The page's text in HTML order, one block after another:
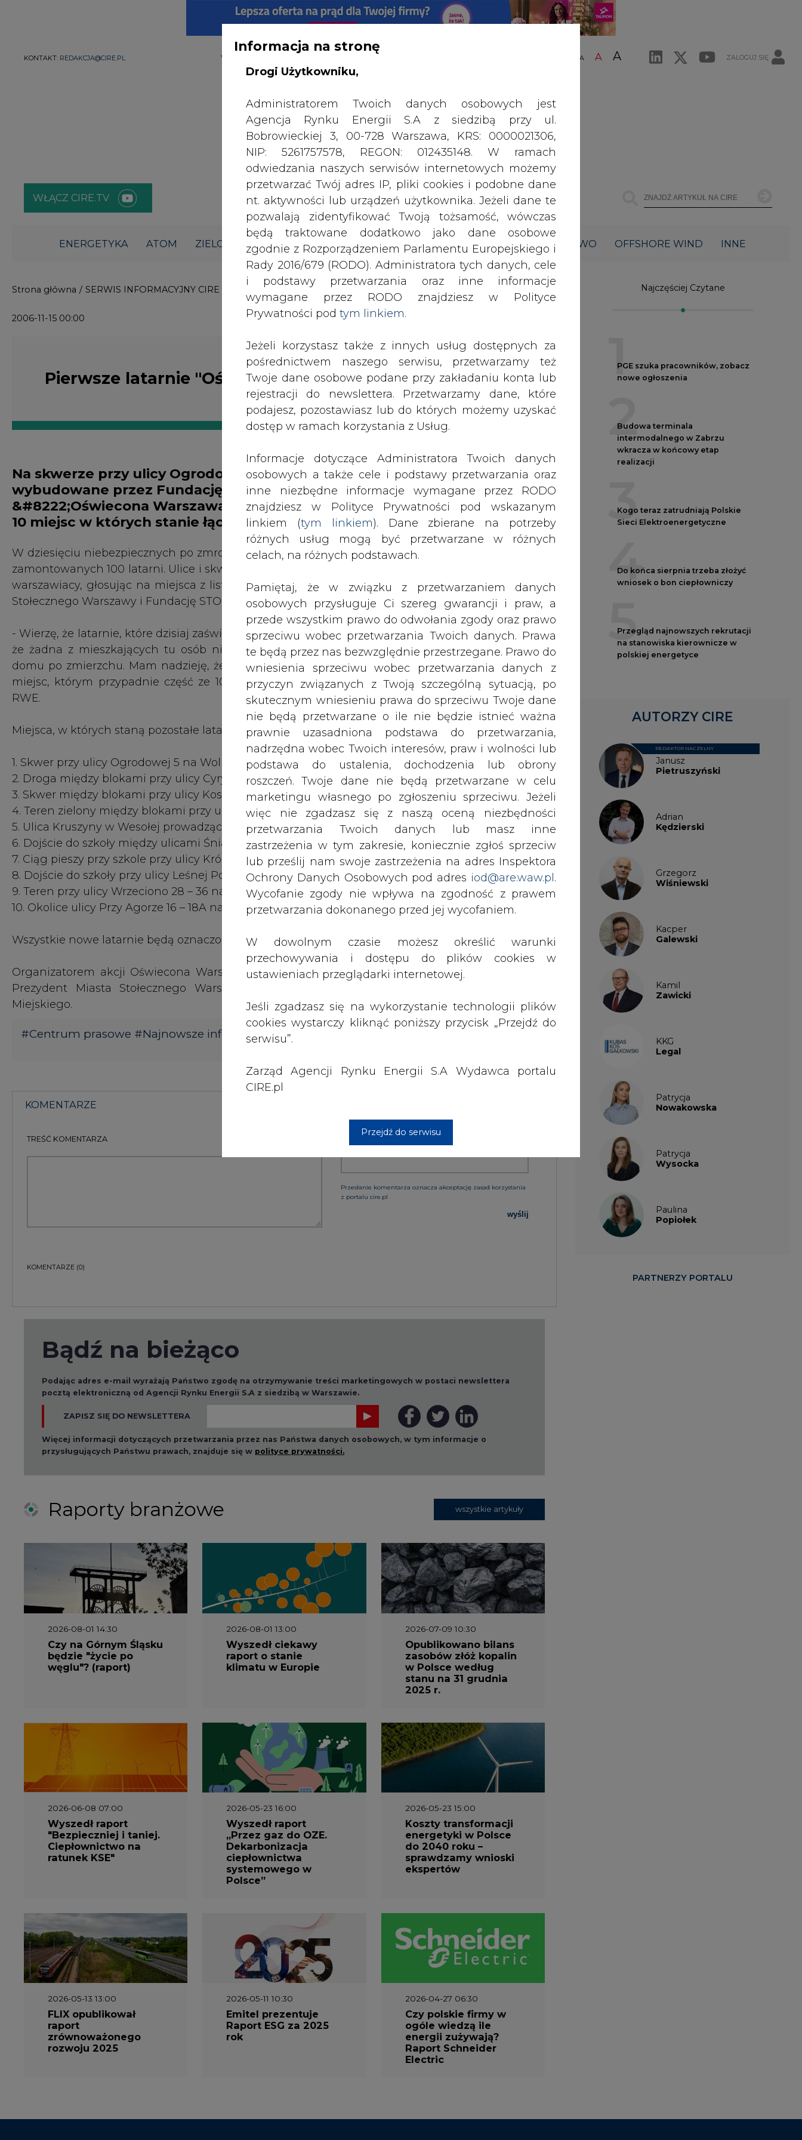
KONTAKT: REDAKCJA@CIRE.PL WYDAWCA PORTALU: A A A ZALOGUJ SIĘ
WŁĄCZ CIRE.TV
ENERGETYKA ATOM ZIELONA GOSPODARKA ZMIANY KADROWE NA RYNKU CIEPŁOWNICTWO OFFSHORE WIND INNE
Informacja na stronę
Drogi Użytkowniku,
Administratorem Twoich danych osobowych jest
Agencja Rynku Energii S.A z siedzibą przy ul.
Bobrowieckiej 3, 00-728 Warszawa, KRS: 0000021306,
NIP: 5261757578, REGON: 012435148. W ramach
odwiedzania naszych serwisów internetowych możemy
przetwarzać Twój adres IP, pliki cookies i podobne dane
nt. aktywności lub urządzeń użytkownika. Jeżeli dane te
pozwalają zidentyfikować Twoją tożsamość, wówczas
będą traktowane dodatkowo jako dane osobowe
zgodnie z Rozporządzeniem Parlamentu Europejskiego i
Rady 2016/679 (RODO). Administratora tych danych, cele
i podstawy przetwarzania oraz inne informacje
wymagane przez RODO znajdziesz w Polityce
Prywatności pod tym linkiem.
Jeżeli korzystasz także z innych usług dostępnych za
pośrednictwem naszego serwisu, przetwarzamy też
Twoje dane osobowe podane przy zakładaniu konta lub
rejestracji do newslettera. Przetwarzamy dane, które
podajesz, pozostawiasz lub do których możemy uzyskać
dostęp w ramach korzystania z Usług.
Informacje dotyczące Administratora Twoich danych
osobowych a także cele i podstawy przetwarzania oraz
inne niezbędne informacje wymagane przez RODO
znajdziesz w Polityce Prywatności pod wskazanym
linkiem (tym linkiem). Dane zbierane na potrzeby
różnych usług mogą być przetwarzane w różnych
celach, na różnych podstawach.
Pamiętaj, że w związku z przetwarzaniem danych
osobowych przysługuje Ci szereg gwarancji i praw, a
przede wszystkim prawo do odwołania zgody oraz prawo
sprzeciwu wobec przetwarzania Twoich danych. Prawa
te będą przez nas bezwzględnie przestrzegane. Prawo do
wniesienia sprzeciwu wobec przetwarzania danych z
przyczyn związanych z Twoją szczególną sytuacją, po
skutecznym wniesieniu prawa do sprzeciwu Twoje dane
nie będą przetwarzane o ile nie będzie istnieć ważna
prawnie uzasadniona podstawa do przetwarzania,
nadrzędna wobec Twoich interesów, praw i wolności lub
podstawa do ustalenia, dochodzenia lub obrony
roszczeń. Twoje dane nie będą przetwarzane w celu
marketingu własnego po zgłoszeniu sprzeciwu. Jeżeli
więc nie zgadzasz się z naszą oceną niezbędności
przetwarzania Twoich danych lub masz inne
zastrzeżenia w tym zakresie, koniecznie zgłoś sprzeciw
lub prześlij nam swoje zastrzeżenia na adres Inspektora
Ochrony Danych Osobowych pod adres iod@are.waw.pl .
Wycofanie zgody nie wpływa na zgodność z prawem
przetwarzania dokonanego przed jej wycofaniem.
W dowolnym czasie możesz określić warunki
przechowywania i dostępu do plików cookies w
ustawieniach przeglądarki internetowej.
Jeśli zgadzasz się na wykorzystanie technologii plików
cookies wystarczy kliknąć poniższy przycisk „Przejdź do
serwisu”.
Zarząd Agencji Rynku Energii S.A Wydawca portalu
CIRE.pl
Przejdź do serwisu
Strona główna / SERWIS INFORMACYJNY CIRE 24 Pierwsze latarnie "Oświeconej Warszawy"
2006-11-15 00:00 drukuj skomentuj
Pierwsze latarnie "Oświeconej Warszawy"
Na skwerze przy ulicy Ogrodowej 5 w Warszawie zabłysły latarnie,
wybudowane przez Fundację STOEN RWE w ramach akcji
&#8222;Oświecona Warszawa&#8221;. Skwer przy Ogrodowej to pierwsze z
10 miejsc w których stanie łącznie 100 latarni.
W dziesięciu niebezpiecznych po zmroku miejscach, do końca pierwszej połowy 2007 roku zostanie
zamontowanych 100 latarni. Ulice i skwery, w których oświetlenie jest szczególnie potrzebne wybrali
warszawiacy, głosując na miejsca z listy, stworzonej przez Komendę Stołeczną Policji, Urząd Miasta
Stołecznego Warszawy i Fundację STOEN RWE.
- Wierzę, że latarnie, które dzisiaj zaświeciły na skwerze przy ulicy Ogrodowej, przyczynią się do tego,
że żadna z mieszkających tu osób nie będzie obawiała się o swoje bezpieczeństwo wracając do
domu po zmierzchu. Mam nadzieję, że dzięki naszej akcji poprawi się bezpieczeństwo w każdym z
miejsc, którym przypadnie część ze 100 latarni. – powiedział Harry Schur, Prezes Fundacji STOEN
RWE.
Miejsca, w których staną pozostałe latarnie to:
1. Skwer przy ulicy Ogrodowej 5 na Woli.
2. Droga między blokami przy ulicy Cyryla i Metodego, Ratuszowej i Jagiellońskiej na Pradze Północ.
3. Skwer między blokami przy ulicy Koszykowej 3 i Natolińskiej 2 w Śródmieściu.
4. Teren zielony między blokami przy ulicy Ciołka 26 na Woli.
5. Ulica Kruszyny w Wesołej prowadząca do szkoły podstawowej.
6. Dojście do szkoły między ulicami Śniardwy, Tuchlińską i Niegocińską na Mokotowie.
7. Ciąg pieszy przy szkole przy ulicy Króla Maciusia 9A w Wawrze.
8. Dojście do szkoły przy ulicy Leśnej Polanki na Białołęce.
9. Teren przy ulicy Wrzeciono 28 – 36 na Bielanach.
10. Okolice ulicy Przy Agorze 16 – 18A na Bielanach.
Wszystkie nowe latarnie będą oznaczone tabliczkami akcji „Oświecona Warszawa”.
Organizatorem akcji Oświecona Warszawa jest Fundacja STOEN RWE. Patroni honorowi akcji to
Prezydent Miasta Stołecznego Warszawy, Komenda Stołeczna Policji oraz Zarząd Transportu
Miejskiego.
#Centrum prasowe #Najnowsze informacje
Artykuł powstał bez wsparcia narzędzi sztucznej
KOMENTARZE
TREŚĆ KOMENTARZA
Przesłanie komentarza oznacza akceptację zasad korzystania
z portalu cire.pl
wyślij
KOMENTARZE (0)
Bądź na bieżąco
Podając adres e-mail wyrażają Państwo zgodę na otrzymywanie treści marketingowych w postaci newslettera
pocztą elektroniczną od Agencji Rynku Energii S.A z siedzibą w Warszawie.
ZAPISZ SIĘ DO NEWSLETTERA
Więcej informacji dotyczących przetwarzania przez nas Państwa danych osobowych, w tym informacje o
przysługujących Państwu prawach, znajduje się w polityce prywatności.
Raporty branżowe wszystkie artykuły
2026-08-01 14:30
Czy na Górnym Śląsku
będzie "życie po
węglu"? (raport)
2026-08-01 13:00
Wyszedł ciekawy
raport o stanie
klimatu w Europie
2026-07-09 10:30
Opublikowano bilans
zasobów złóż kopalin
w Polsce według
stanu na 31 grudnia
2025 r.
2026-06-08 07:00
Wyszedł raport
"Bezpieczniej i taniej.
Ciepłownictwo na
ratunek KSE"
2026-05-23 16:00
Wyszedł raport
„Przez gaz do OZE.
Dekarbonizacja
ciepłownictwa
systemowego w
Polsce”
2026-05-23 15:00
Koszty transformacji
energetyki w Polsce
do 2040 roku –
sprawdzamy wnioski
ekspertów
2026-05-13 13:00
FLIX opublikował
raport
zrównoważonego
rozwoju 2025
2026-05-11 10:30
Emitel prezentuje
Raport ESG za 2025
rok
2026-04-27 06:30
Czy polskie firmy w
ogóle wiedzą ile
energii zużywają?
Raport Schneider
Electric
Najczęściej Czytane
1
PGE szuka pracowników, zobacz
nowe ogłoszenia
2
Budowa terminala
intermodalnego w Zabrzu
wkracza w końcowy etap
realizacji
3
Kogo teraz zatrudniają Polskie
Sieci Elektroenergetyczne
4
Do końca sierpnia trzeba złożyć
wniosek o bon ciepłowniczy
5
Przegląd najnowszych rekrutacji
na stanowiska kierownicze w
polskiej energetyce
Janusz
Pietruszyński
REDAKTOR NACZELNY
Adrian
Kędzierski
Grzegorz
Wiśniewski
Kacper
Galewski
Kamil
Zawicki
KKG
Legal
Patrycja
Nowakowska
Patrycja
Wysocka
Paulina
Popiołek
AUTORZY CIRE
PARTNERZY PORTALU